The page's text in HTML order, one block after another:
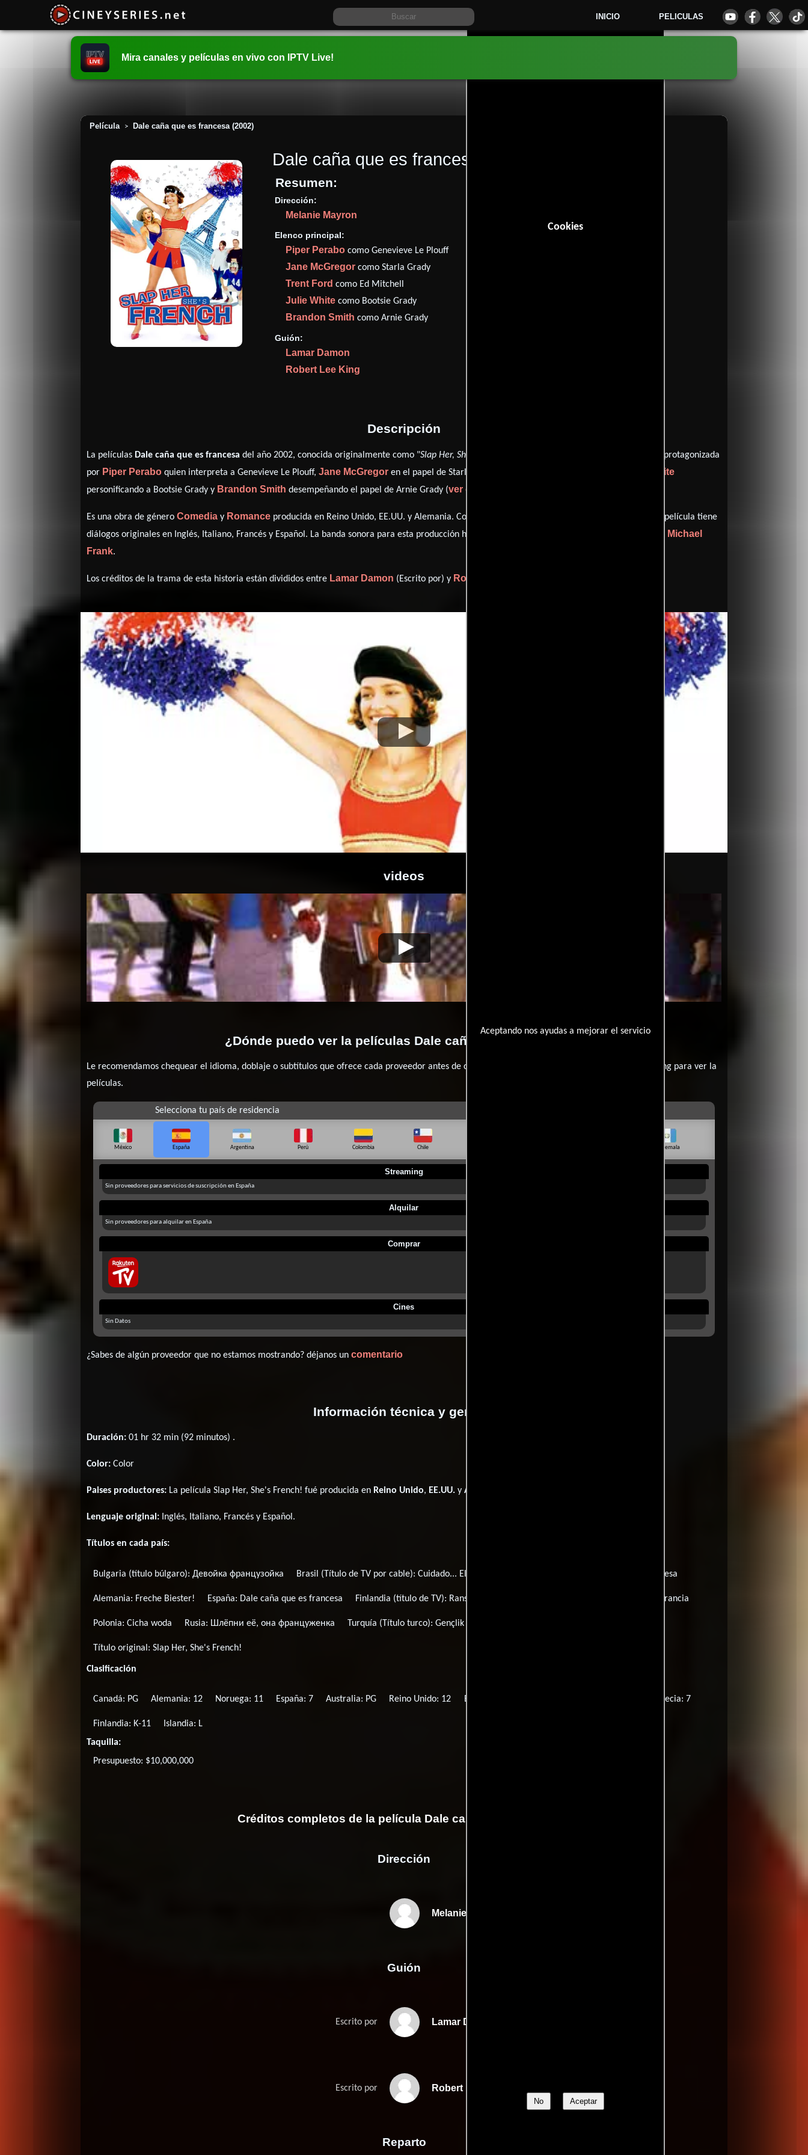
INICIO PELICULAS
Cookies
Aceptando nos ayudas a mejorar el servicio
No Aceptar
Mira canales y películas en vivo con IPTV Live!
Película > Dale caña que es francesa (2002)
Dale caña que es francesa
Resumen:
Dirección:
Melanie Mayron
Elenco principal:
Piper Perabo como Genevieve Le Plouff
Jane McGregor como Starla Grady
Trent Ford como Ed Mitchell
Julie White como Bootsie Grady
Brandon Smith como Arnie Grady
Guión:
Lamar Damon
Robert Lee King
01 hr 32 min (92 minutos).
Descripción
La películas Dale caña que es francesa del año 2002, conocida originalmente como "Slap Her, She's French!
y protagonizada
por Piper Perabo quien interpreta a Genevieve Le Plouff,Jane McGregor en el papel de Starla Grady, Julie White
personificando a Bootsie Grady y Brandon Smith desempeñando el papel de Arnie Grady (ver créditos completos
Es una obra de géneroComedia y Romance producida en Reino Unido, EE.UU. y Alemania. Con una duración de 01 hr 32 min (92 minutos), esta película tiene
diálogos originales en Inglés, Italiano, Francés y Español . La banda sonora para esta producción ha sido compuesta por
David Michael
Frank.
Los créditos de la trama de esta historia están divididos entre Lamar Damon (Escrito por) y Robert Lee King
videos
Dale caña que es francesaVideo de la película Dale caña que es francesa
¿Dónde puedo ver la películas Dale caña que es francesa?
Le recomendamos chequear el idioma, doblaje o subtítulos que ofrece cada proveedor antes de comprar, alquilar o contratar un servicio de streming para ver la
películas.
Selecciona tu país de residencia
México España Argentina Perú Colombia Chile Guatemala
Streaming
Sin proveedores para servicios de suscripción en España
Alquilar
Sin proveedores para alquilar en España
Comprar
Cines
Sin Datos
¿Sabes de algún proveedor que no estamos mostrando? déjanos uncomentario
Información técnica y general
Duración: 01 hr 32 min (92 minutos) .
Color: Color
Paises productores: La película Slap Her, She's French! fué producida en Reino Unido, EE.UU. yAlemania
Lenguaje original: Inglés, Italiano, Francés y Español.
Títulos en cada país:
Bulgaria (título búlgaro): Девойка французойка Brasil (Título de TV por cable):Cuidado... Ela é Francesa! Pode Bater que Ela é Francesa
Alemania: Freche Biester! España: Dale caña que es francesa Finlandia (título de TV): Ranskalainen korvapuusti Nagy franc a kis francia
Polonia: Cicha woda Rusia: Шлёпни её, она француженка Turquía (Título turco):Gençlik atesi
Título original: Slap Her, She's French!
Clasificación
Canadá: PG Alemania: 12 Noruega: 11 España: 7 Australia: PG Reino Unido: 12 EE.UU.: PG-13 Suecia: 7
Finlandia: K-11
Islandia: L
Taquilla:
Presupuesto: $10,000,000
Créditos completos de la película Dale caña que es francesa
Dirección
Melanie Mayron
Guión
Escrito por Lamar Damons
Escrito por Robert Lee Kings
Reparto